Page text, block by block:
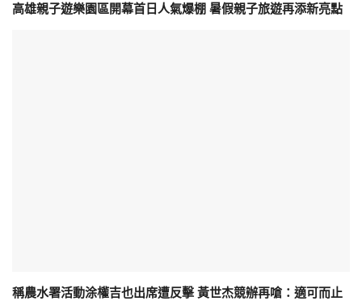
高雄親子遊樂園區開幕首日人氣爆棚 暑假親子旅遊再添新亮點
稱農水署活動涂權吉也出席遭反擊 黃世杰競辦再嗆：適可而止